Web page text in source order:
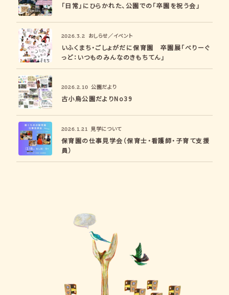
「日常」にひらかれた、公園での「卒園を祝う会」
2026.3.2 おしらせ／イベント
いふくまち・ごしょがだに保育園 卒園展「べりーぐ
っど：いつものみんなのきもちてん」
2026.2.10 公園だより
古小烏公園だよりNo39
2026.1.21 見学について
保育園の仕事見学会（保育士・看護師・子育て支援
員）